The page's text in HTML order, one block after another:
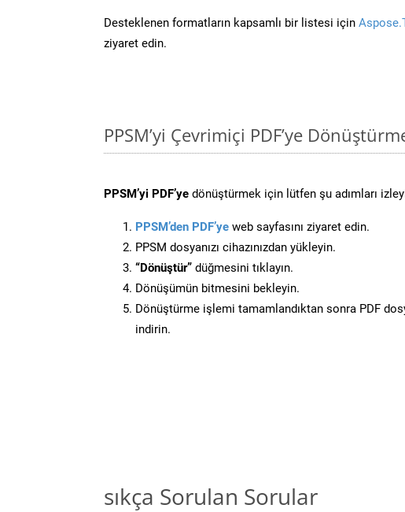
Desteklenen formatların kapsamlı bir listesi için
ziyaret edin.
PPSM’yi Çevrimiçi PDF’ye
PPSM’yi PDF’ye dönüştürmek için lütfen şu adımları
PPSM’den PDF’ye web sayfasını ziyaret edin.
PPSM dosyanızı cihazınızdan yükleyin.
“Dönüştür” düğmesini tıklayın.
Dönüşümün bitmesini bekleyin.
Dönüştürme işlemi tamamlandıktan sonra PDF
indirin.
sıkça Sorulan Sorular